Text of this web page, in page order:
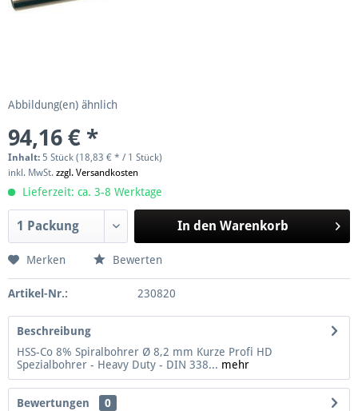
Abbildung(en) ähnlich
94,16 € *
Inhalt: 5 Stück (18,83 € * / 1 Stück)
inkl. MwSt. zzgl. Versandkosten
Lieferzeit: ca. 3-8 Werktage
In den Warenkorb
Merken Bewerten
Artikel-Nr.: 230820
Beschreibung
HSS-Co 8% Spiralbohrer Ø 8,2 mm Kurze Profi HD
Spezialbohrer - Heavy Duty - DIN 338... mehr
Bewertungen
0